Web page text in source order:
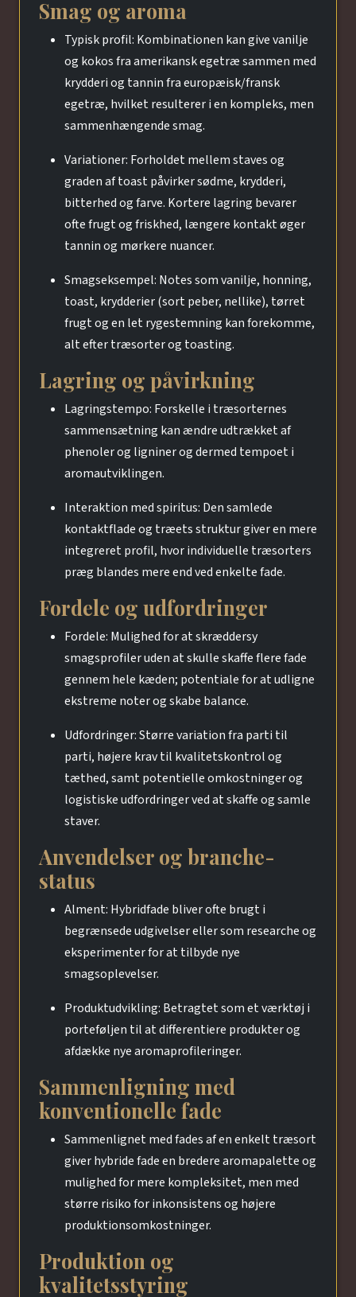
Smag og aroma
Typisk profil: Kombinationen kan give vanilje
og kokos fra amerikansk egetræ sammen med
krydderi og tannin fra europæisk/fransk
egetræ, hvilket resulterer i en kompleks, men
sammenhængende smag.
Variationer: Forholdet mellem staves og
graden af toast påvirker sødme, krydderi,
bitterhed og farve. Kortere lagring bevarer
ofte frugt og friskhed, længere kontakt øger
tannin og mørkere nuancer.
Smagseksempel: Notes som vanilje, honning,
toast, krydderier (sort peber, nellike), tørret
frugt og en let rygestemning kan forekomme,
alt efter træsorter og toasting.
Lagring og påvirkning
Lagringstempo: Forskelle i træsorternes
sammensætning kan ændre udtrækket af
phenoler og ligniner og dermed tempoet i
aromautviklingen.
Interaktion med spiritus: Den samlede
kontaktflade og træets struktur giver en mere
integreret profil, hvor individuelle træsorters
præg blandes mere end ved enkelte fade.
Fordele og udfordringer
Fordele: Mulighed for at skræddersy
smagsprofiler uden at skulle skaffe flere fade
gennem hele kæden; potentiale for at udligne
ekstreme noter og skabe balance.
Udfordringer: Større variation fra parti til
parti, højere krav til kvalitetskontrol og
tæthed, samt potentielle omkostninger og
logistiske udfordringer ved at skaffe og samle
staver.
Anvendelser og branche-
status
Alment: Hybridfade bliver ofte brugt i
begrænsede udgivelser eller som researche og
eksperimenter for at tilbyde nye
smagsoplevelser.
Produktudvikling: Betragtet som et værktøj i
porteføljen til at differentiere produkter og
afdække nye aromaprofileringer.
Sammenligning med
konventionelle fade
Sammenlignet med fades af en enkelt træsort
giver hybride fade en bredere aromapalette og
mulighed for mere kompleksitet, men med
større risiko for inkonsistens og højere
produktionsomkostninger.
Produktion og
kvalitetsstyring